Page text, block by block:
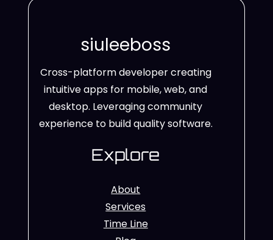
siuleeboss
Cross-platform developer creating
intuitive apps for mobile, web, and
desktop. Leveraging community
experience to build quality software.
Explore
About
Services
Time Line